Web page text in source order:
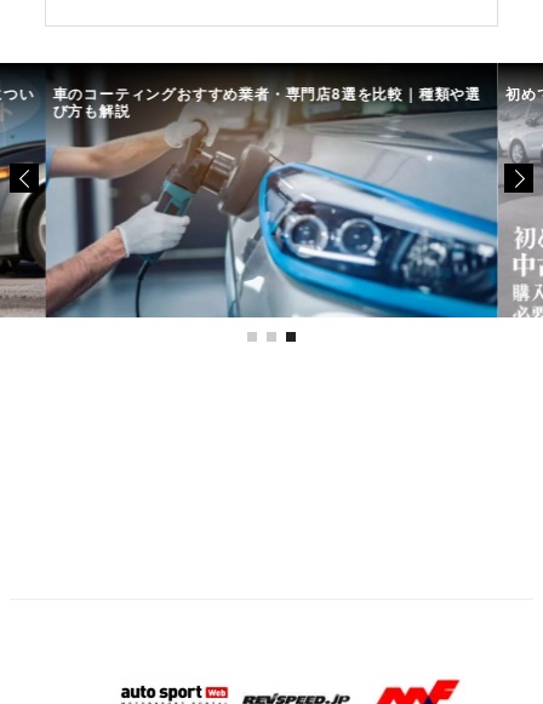
い 車のコーティングおすすめ業者・専門店8選を比較｜種類や選
び方も解説
初め